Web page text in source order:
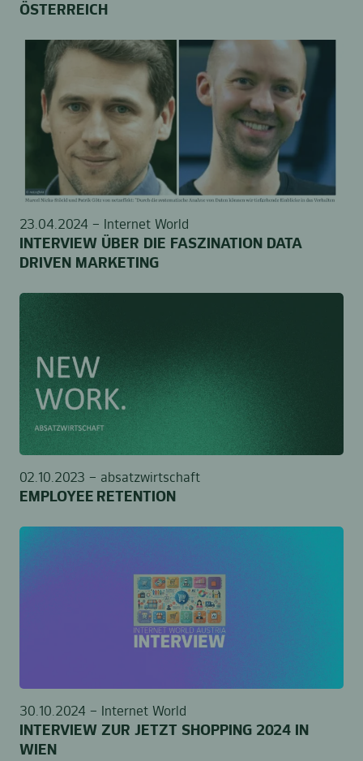
ÖSTERREICH
23.04.2024 – Internet World
INTERVIEW ÜBER DIE FASZINATION DATA
DRIVEN MARKETING
02.10.2023 – absatzwirtschaft
EMPLOYEE RETENTION
30.10.2024 – Internet World
INTERVIEW ZUR JETZT SHOPPING 2024 IN
WIEN